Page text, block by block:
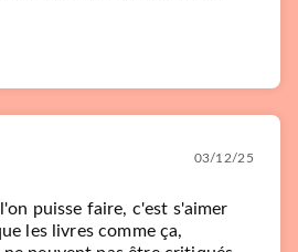
03/12/25
puisse faire, c'est s'aimer
les livres comme ça,